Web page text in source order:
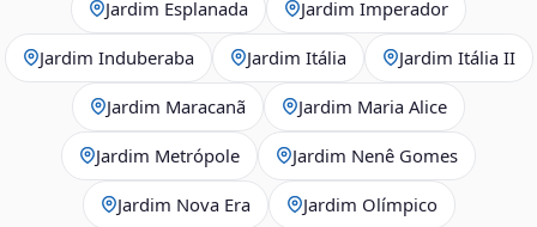
Jardim Esplanada Jardim Imperador
Jardim Induberaba Jardim Itália Jardim Itália II
Jardim Maracanã Jardim Maria Alice
Jardim Metrópole Jardim Nenê Gomes
Jardim Nova Era Jardim Olímpico